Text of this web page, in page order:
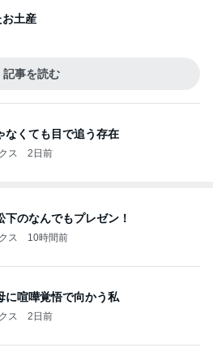
土産
記事を読む
なくても目で追う存在
ス 2日前
下のなんでもプレゼン！
ス 10時間前
に喧嘩覚悟で向かう私
ス 2日前